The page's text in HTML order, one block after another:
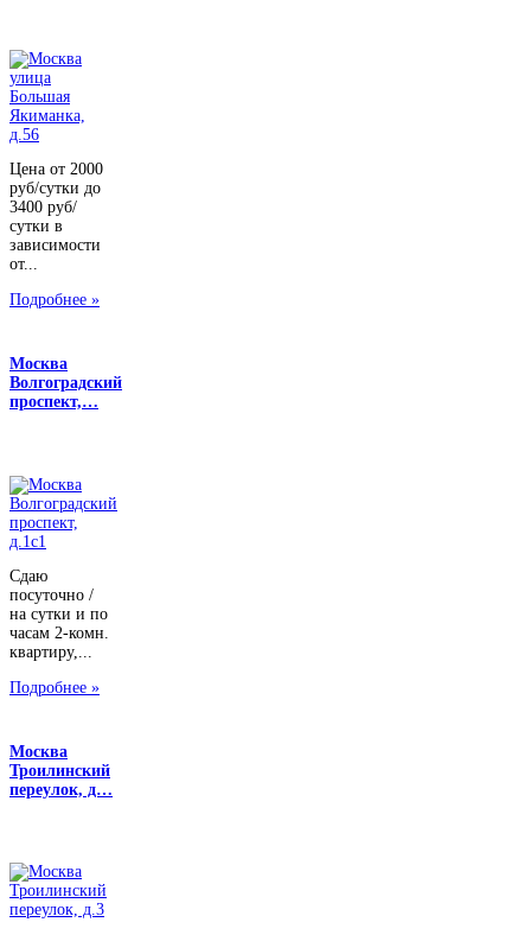
Цена от 2000
руб/сутки до
3400 руб/
сутки в
зависимости
от...
Подробнее »
Москва
Волгоградский
проспект,…
Сдаю
посуточно /
на сутки и по
часам 2-комн.
квартиру,...
Подробнее »
Москва
Троилинский
переулок, д…